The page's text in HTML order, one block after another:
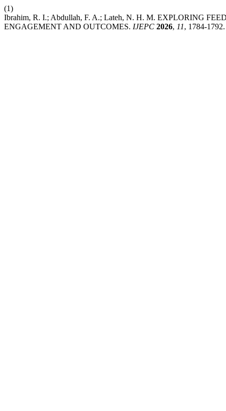
(1)
Ibrahim, R. I.; Abdullah, F. A.; Lateh, N. H. M. EXPLORING
ENGAGEMENT AND OUTCOMES. IJEPC 2026, 11, 1784-1792.